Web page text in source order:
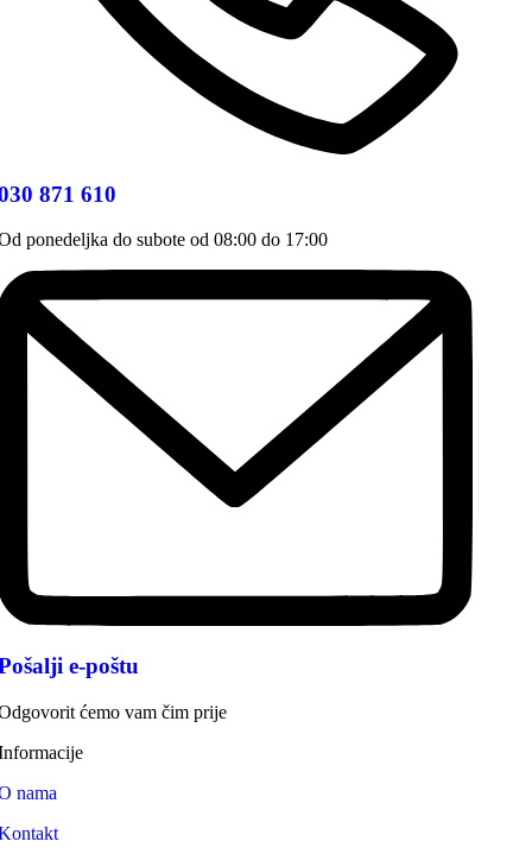
871 610
ponedeljka do subote od 08:00 do 17:00
e-poštu
ćemo vam čim prije
nama